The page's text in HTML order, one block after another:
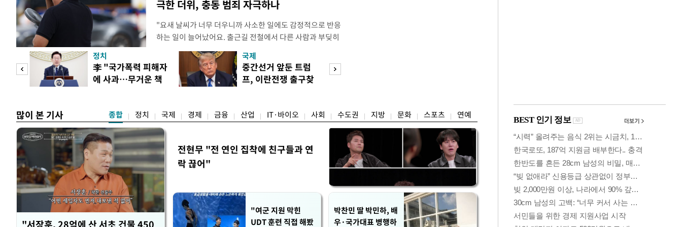
극한 더위, 충동 범죄 자극하나
"요새 날씨가 너무 더우니까 사소한 일에도 감정적으로 반응
하는 일이 늘어났어요. 출근길 전철에서 다른 사람과 부딪히
거나, 누가 길을 막고 서 있으면 짜증이 확 올라오더라고요."
(40대 직장인 A씨) 유례없는 폭염이 이어지면서 사소한 자극
에도 쉽게 짜증을 내거나 감정적으로 반응하는 사람이 늘고
있다. 높은 기온과 습도가 불쾌감과 공격성을 높이는 데다
정치
李 "국가폭력 피해자
에 사과…무거운 책
국제
중간선거 앞둔 트럼
프, 이란전쟁 출구찾
많이 본 기사 종합 정치 국제 경제 금융 산업 IT·바이오 사회 수도권 지방 문화 스포츠 연예
"서장훈, 28억에 산 서초 건물 450
전현무 "전 연인 집착에 친구들과 연
락 끊어"
"여군 지원 막힌
UDT 훈련 직접 해봤
박찬민 딸 박민하, 배
우·국가대표 병행하